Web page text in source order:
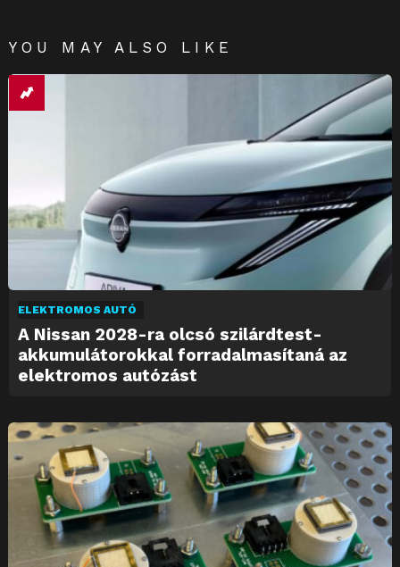
YOU MAY ALSO LIKE
ELEKTROMOS AUTÓ
A Nissan 2028-ra olcsó szilárdtest-
akkumulátorokkal forradalmasítaná az
elektromos autózást